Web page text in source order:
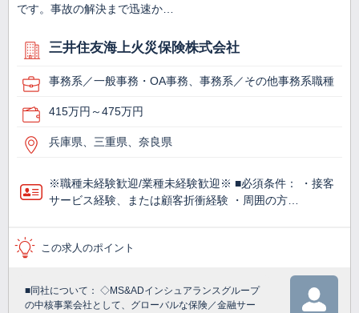
です。事故の解決まで迅速か…
三井住友海上火災保険株式会社
事務系／一般事務・OA事務、事務系／その他事務系職種
415万円～475万円
兵庫県、三重県、奈良県
※職種未経験歓迎/業種未経験歓迎※ ■必須条件： ・接客
サービス経験、または顧客折衝経験 ・周囲の方…
この求人のポイント
■同社について： ◇MS&ADインシュアランスグループ
の中核事業会社として、グローバルな保険／金融サー